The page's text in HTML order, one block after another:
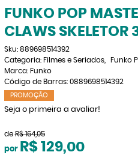
FUNKO POP
CLAWS SKELETOR
Sku: 889698514392
Categoria: Filmes e Seriados Funko
Marca: Funko
Código de Barras: 0889698514392
PROMOÇÃO
Seja o primeira a avaliar!
de R$ 164,05
por R$ 129,00